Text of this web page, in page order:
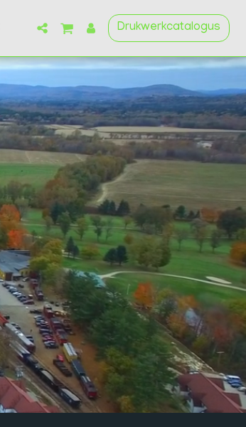
Drukwerkcatalogus